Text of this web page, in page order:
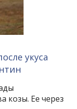
укуса
козы. Ее через